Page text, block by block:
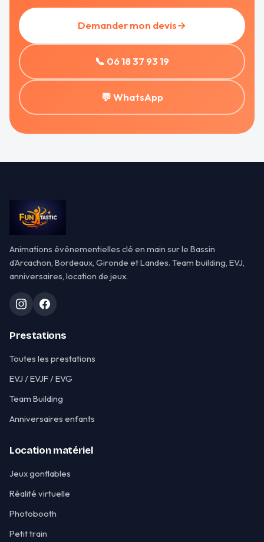
Demander mon devis→
📞 06 18 37 93 19
💬 WhatsApp
Animations événementielles clé en main sur le Bassin
d'Arcachon, Bordeaux, Gironde et Landes. Team building, EVJ,
anniversaires, location de jeux.
Prestations
Toutes les prestations
EVJ / EVJF / EVG
Team Building
Anniversaires enfants
Location matériel
Jeux gonflables
Réalité virtuelle
Photobooth
Petit train